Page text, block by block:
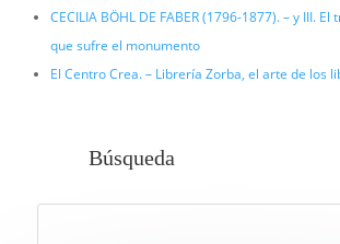
CECILIA BÖHL DE FABER (1796-1877). – y III.
que sufre el monumento
El Centro Crea. – Librería Zorba, el arte de los
Búsqueda